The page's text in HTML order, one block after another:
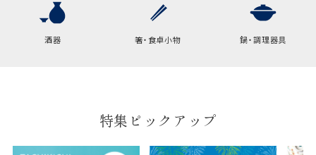
酒器 箸・食卓小物 鍋・調理器具
特集ピックアップ